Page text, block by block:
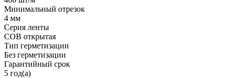
Минимальный отрезок
4 мм
Серия ленты
COB открытая
Тип герметизации
Без герметизации
Гарантийный срок
5 год(а)